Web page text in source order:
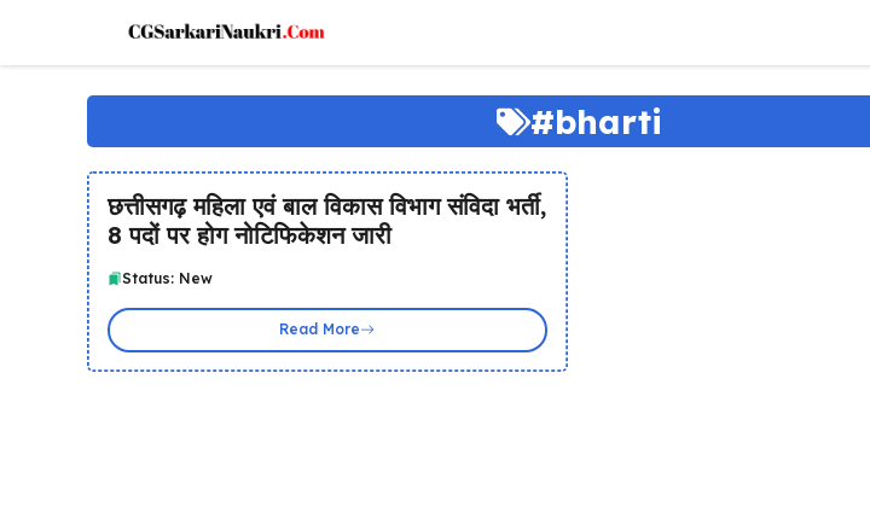
content
#bharti
छत्तीसगढ़ महिला एवं बाल विकास विभाग संविदा भर्ती,
8 पदों पर होग नोटिफिकेशन जारी
Status: New
Read More